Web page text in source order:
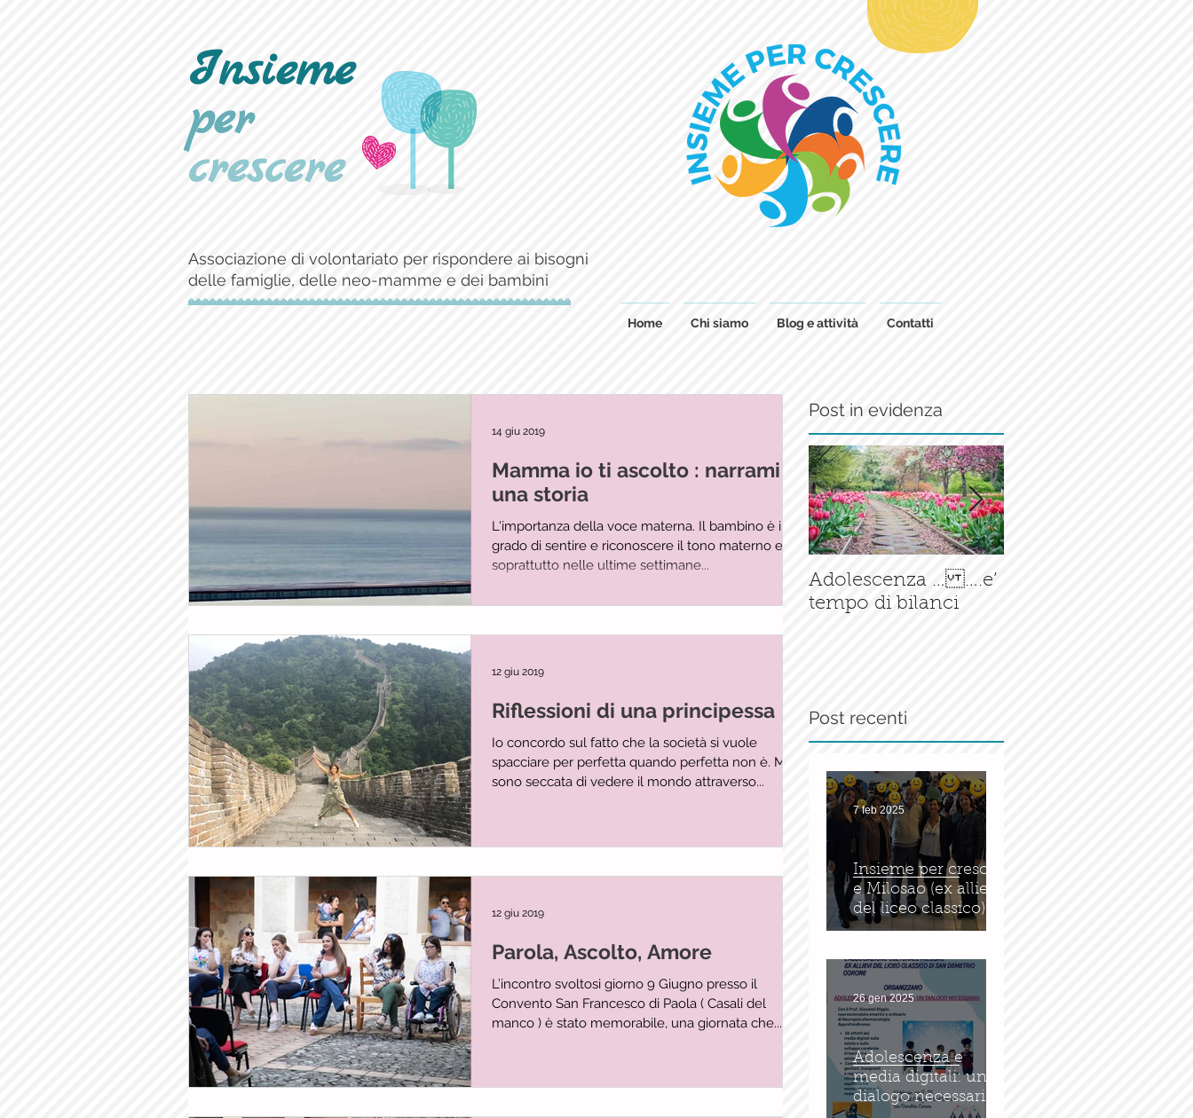
Insieme
per
crescere
Associazione di volontariato per rispondere ai bisogni
delle famiglie, delle neo-mamme e dei bambini
Home Chi siamo Blog e attività Contatti
Mamma io ti ascolto : narrami
una storia
L'importanza della voce materna. Il bambino è in
grado di sentire e riconoscere il tono materno e,
soprattutto nelle ultime settimane...
14 giu 2019
Riflessioni di una principessa
Io concordo sul fatto che la società si vuole
spacciare per perfetta quando perfetta non è. Mi
sono seccata di vedere il mondo attraverso...
12 giu 2019
Parola, Ascolto, Amore
L’incontro svoltosi giorno 9 Giugno presso il
Convento San Francesco di Paola ( Casali del
manco ) è stato memorabile, una giornata che...
12 giu 2019
Post in evidenza
Adolescenza … ….e’
tempo di bilanci
Post recenti
Insieme per crescere
e Milosao (ex allievi
del liceo classico): in
sinergia per
7 feb 2025
Adolescenza e
media digitali: un
dialogo necessario
26 gen 2025